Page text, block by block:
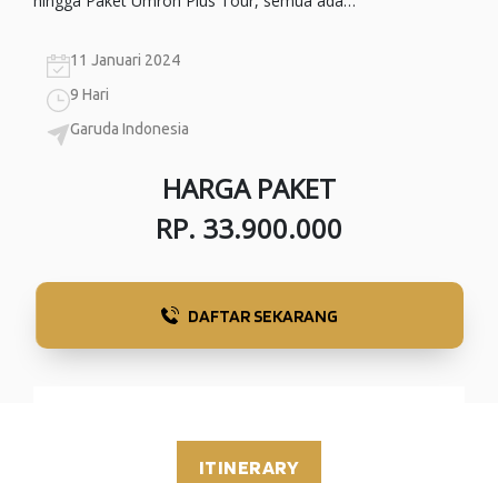
11 Januari 2024
9 Hari
Garuda Indonesia
HARGA PAKET
RP. 33.900.000
DAFTAR SEKARANG
ITINERARY